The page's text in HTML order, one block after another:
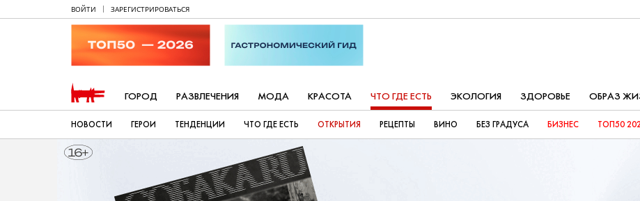
ВОЙТИ ЗАРЕГИСТРИРОВАТЬСЯ
ГОРОД РАЗВЛЕЧЕНИЯ МОДА КРАСОТА ЧТО ГДЕ ЕСТЬ ЭКОЛОГИЯ ЗДОРОВЬЕ ОБРАЗ
НОВОСТИ ГЕРОИ ТЕНДЕНЦИИ ЧТО ГДЕ ЕСТЬ ОТКРЫТИЯ РЕЦЕПТЫ ВИНО БЕЗ ГРАДУСА БИЗНЕС ТОП50